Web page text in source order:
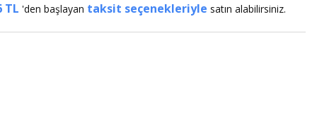
TL 'den başlayan taksit seçenekleriyle satın alabilirsiniz.